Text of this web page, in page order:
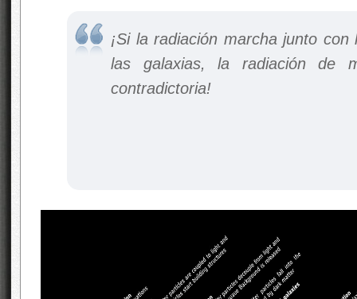
¡Si la radiación marcha junto
las galaxias, la radiación de
contradictoria!